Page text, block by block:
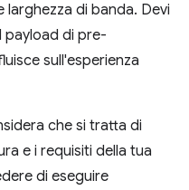
di banda. Devi
payload di pre-
sull'esperienza
che si tratta di
e i requisiti della tua
di eseguire